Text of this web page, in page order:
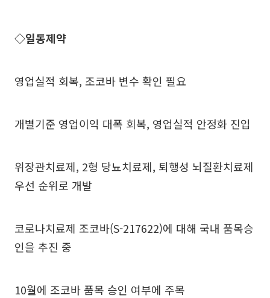
◇일동제약
영업실적 회복, 조코바 변수 확인 필요
개별기준 영업이익 대폭 회복, 영업실적 안정화 진입
위장관치료제, 2형 당뇨치료제, 퇴행성 뇌질환치료제
우선 순위로 개발
코로나치료제 조코바(S-217622)에 대해 국내 품목승
인을 추진 중
10월에 조코바 품목 승인 여부에 주목